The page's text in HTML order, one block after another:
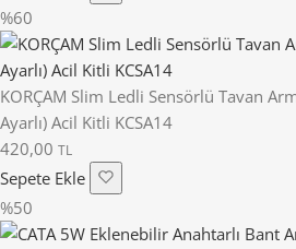
%60
KORÇAM Slim Ledli Sensörlü Tavan
Ayarlı) Acil Kitli KCSA14
420,00 TL
Sepete Ekle
%50